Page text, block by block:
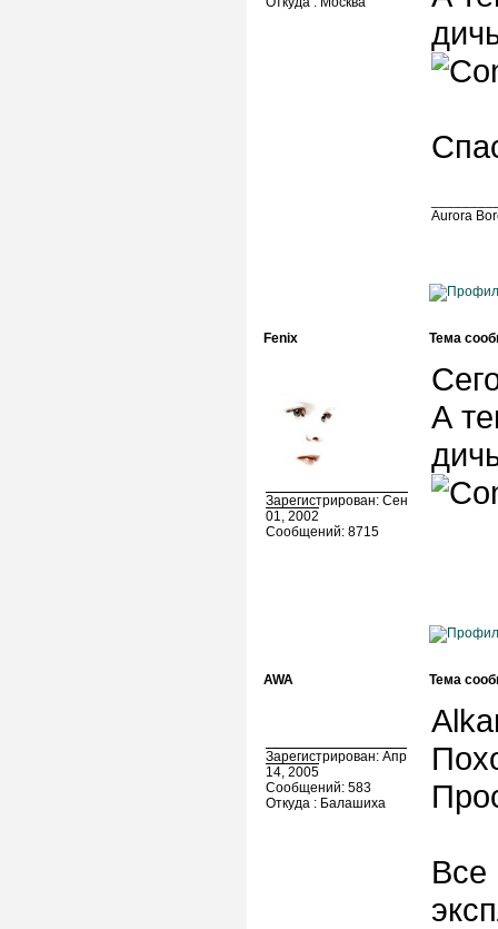
Aurora
Fenix Тема
Зарегистрирован: Сен
01, 2002
Сообщений: 8715
А
AWA Тема
Зарегистрирован: Апр
14, 2005
Сообщений: 583
Откуда : Балашиха
Все